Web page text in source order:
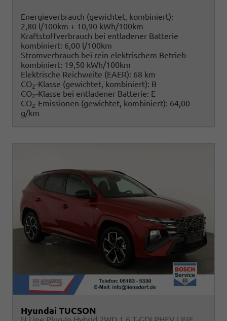
Energieverbrauch (gewichtet, kombiniert):
2,80 l/100km + 10,90 kWh/100km
Kraftstoffverbrauch bei entladener Batterie
kombiniert: 6,00 l/100km
Stromverbrauch bei rein elektrischem Betrieb
kombiniert: 19,50 kWh/100km
Elektrische Reichweite (EAER): 68 km
CO2-Klasse (gewichtet, kombiniert): B
CO2-Klasse bei entladener Batterie: E
CO2-Emissionen (gewichtet, kombiniert): 64,00
g/km
Hyundai TUCSON